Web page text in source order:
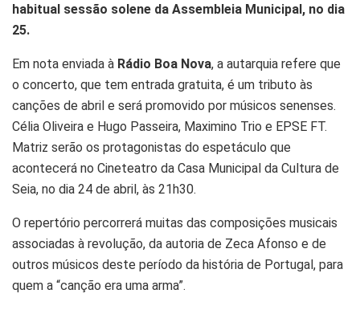
habitual sessão solene da Assembleia Municipal, no dia
25.
Em nota enviada à Rádio Boa Nova, a autarquia refere que
o concerto, que tem entrada gratuita, é um tributo às
canções de abril e será promovido por músicos senenses.
Célia Oliveira e Hugo Passeira, Maximino Trio e EPSE FT.
Matriz serão os protagonistas do espetáculo que
acontecerá no Cineteatro da Casa Municipal da Cultura de
Seia, no dia 24 de abril, às 21h30.
O repertório percorrerá muitas das composições musicais
associadas à revolução, da autoria de Zeca Afonso e de
outros músicos deste período da história de Portugal, para
quem a “canção era uma arma”.